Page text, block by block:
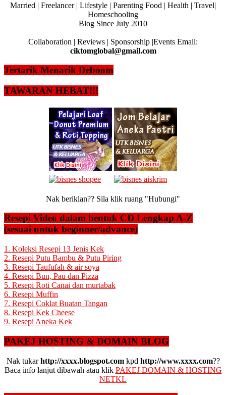
Married | Freelancer | Lifestyle | Parenting Food | Health | Travel|
Homeschooling
Blog Since July 2010
Collaboration | Reviews | Sponsorship |Events Email:
ciktomglobal@gmail.com
Tertarik Menarik Deboom
TAWARAN HEBAT!!!
Nak beriklan?? Sila klik ruang "Hubungi"
Resepi Video dalam bentuk CD Lengkap A-Z
(sesuai untuk beginner/advance)
1. Koleksi Resepi 13 Jenis Kek
2. Resepi Putu Bambu & Putu Piring
3. Resepi Taufufah & air soya
4. Resepi Bun, Pau dan Pizza
5. Resepi Roti Canai dan murtabak
6. Resepi Muffin
7. Resepi Coklat Buatan Tangan
8. Resepi Kek Cheese
9. Resepi Aneka Kek
PAKEJ HOSTING & DOMAIN BLOG
Nak tukarhttp://xxxx.blogspot.comkpd http://www.xxxx.com??
Baca info lanjut dibawah atau klik PAKEJ DOMAIN & HOSTING
NETKL